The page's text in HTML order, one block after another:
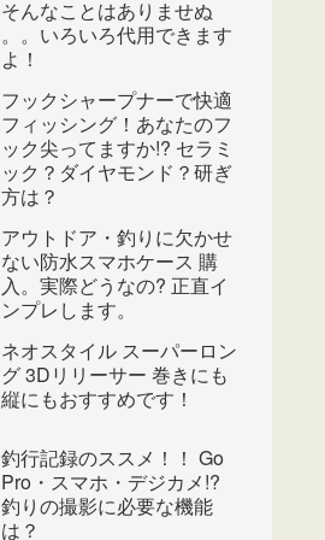
そんなことはありませぬ
。。いろいろ代用できます
よ！
フックシャープナーで快適
フィッシング！あなたのフ
ック尖ってますか!? セラミ
ック？ダイヤモンド？研ぎ
方は？
アウトドア・釣りに欠かせ
ない防水スマホケース 購
入。実際どうなの? 正直イ
ンプレします。
ネオスタイル スーパーロン
グ 3Dリリーサー 巻きにも
縦にもおすすめです！
釣行記録のススメ！！ Go
Pro・スマホ・デジカメ!?
釣りの撮影に必要な機能
は？